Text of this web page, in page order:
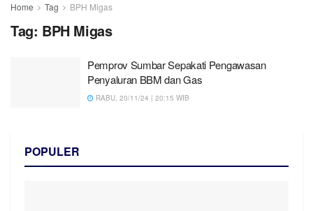
Home Tag BPH Migas
Tag: BPH Migas
Pemprov Sumbar Sepakati Pengawasan
Penyaluran BBM dan Gas
RABU, 20/11/24 | 20:15 WIB
POPULER